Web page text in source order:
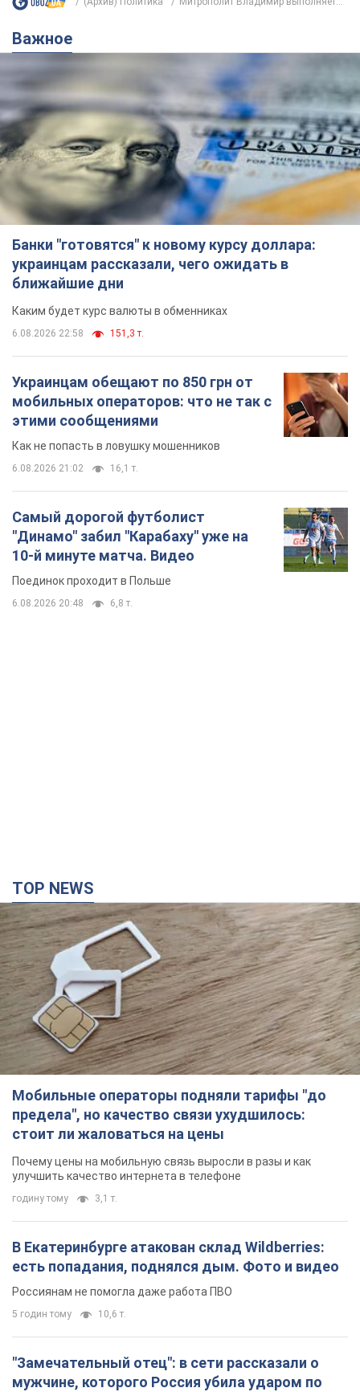
Важное
Банки "готовятся" к новому курсу доллара:
украинцам рассказали, чего ожидать в
ближайшие дни
Каким будет курс валюты в обменниках
6.08.2026 22:58 151,3 т.
Украинцам обещают по 850 грн от
мобильных операторов: что не так с
этими сообщениями
Как не попасть в ловушку мошенников
6.08.2026 21:02 16,1 т.
Самый дорогой футболист
"Динамо" забил "Карабаху" уже на
10-й минуте матча. Видео
Поединок проходит в Польше
6.08.2026 20:48 6,8 т.
TOP NEWS
Мобильные операторы подняли тарифы "до
предела", но качество связи ухудшилось:
стоит ли жаловаться на цены
Почему цены на мобильную связь выросли в разы и как
улучшить качество интернета в телефоне
годину тому 3,1 т.
В Екатеринбурге атакован склад Wildberries:
есть попадания, поднялся дым. Фото и видео
Россиянам не помогла даже работа ПВО
5 годин тому 10,6 т.
"Замечательный отец": в сети рассказали о
мужчине, которого Россия убила ударом по